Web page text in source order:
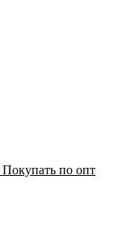
Покупать по опт